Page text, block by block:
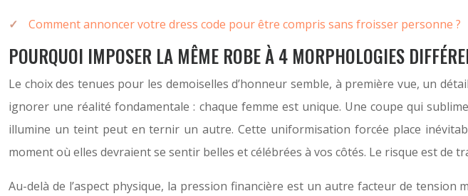
Comment annoncer votre dress code pour être compris sans froisser personne ?
POURQUOI IMPOSER LA MÊME ROBE À 4 MORPHOLOGIES
Le choix des tenues pour les demoiselles d’honneur semble, à première vue, un
ignorer une réalité fondamentale : chaque femme est unique. Une coupe qui
illumine un teint peut en ternir un autre. Cette uniformisation forcée place
moment où elles devraient se sentir belles et célébrées à vos côtés. Le risque est de
Au-delà de l’aspect physique, la pression financière est un autre facteur de tension